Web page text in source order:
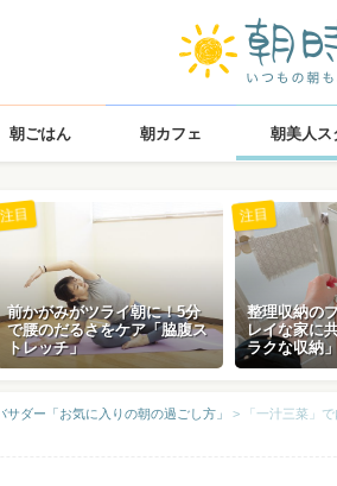
朝ごはん 朝カフェ 朝美人ス
前かがみがツライ朝に！5分
で腰のだるさをケア「脇腹ス
トレッチ」
注目
整理収納の
レイな家に
ラクな収納
注目
サダー「お気に入りの朝の過ごし方」 >
「一汁三菜」